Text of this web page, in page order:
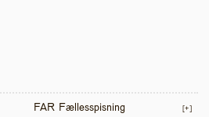
FAR Fællesspisning [+]